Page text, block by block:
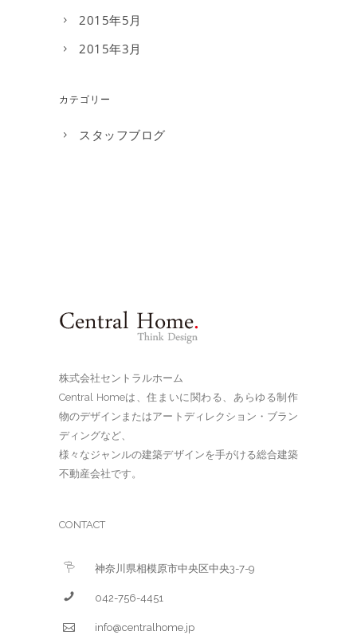
2015年5月
2015年3月
カテゴリー
スタッフブログ
株式会社セントラルホーム
Central Homeは、住まいに関わる、あらゆる制作
物のデザインまたはアートディレクション・ブラン
ディングなど、
様々なジャンルの建築デザインを手がける総合建築
不動産会社です。
CONTACT
神奈川県相模原市中央区中央3-7-9
042-756-4451
info@centralhome.jp